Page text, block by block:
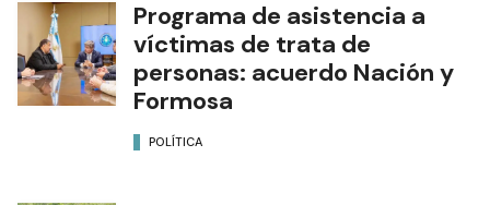
Programa de asistencia a
víctimas de trata de
personas: acuerdo Nación y
Formosa
POLÍTICA